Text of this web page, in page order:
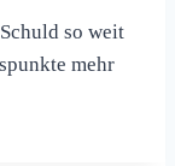
so weit
mehr